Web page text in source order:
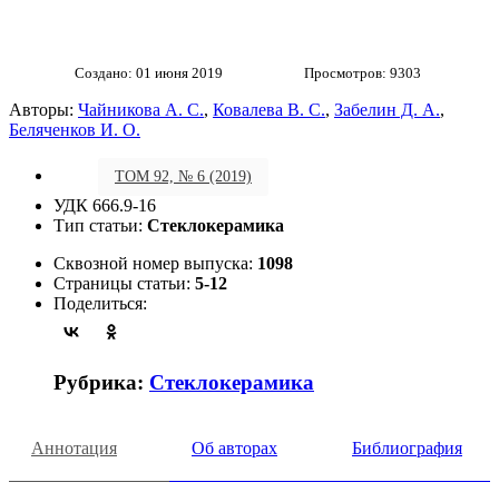
Создано: 01 июня 2019 Просмотров: 9303
Авторы: Чайникова А. С., Ковалева В. С., Забелин Д. А.,
Беляченков И. О.
ТОМ 92, № 6 (2019)
УДК 666.9-16
Тип статьи: Стеклокерамика
Сквозной номер выпуска: 1098
Страницы статьи: 5-12
Поделиться:
Рубрика: Стеклокерамика
Аннотация Об авторах Библиография